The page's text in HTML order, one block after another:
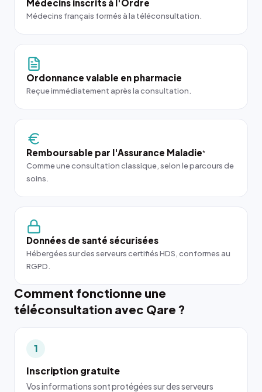
Médecins inscrits à l'Ordre
Médecins français formés à la téléconsultation.
Ordonnance valable en pharmacie
Reçue immédiatement après la consultation.
Remboursable par l'Assurance Maladie*
Comme une consultation classique, selon le parcours de
soins.
Données de santé sécurisées
Hébergées sur des serveurs certifiés HDS, conformes au
RGPD.
Comment fonctionne une
téléconsultation avec Qare ?
1
Inscription gratuite
Vos informations sont protégées sur des serveurs